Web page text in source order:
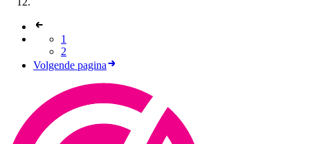
1
2
Volgende pagina